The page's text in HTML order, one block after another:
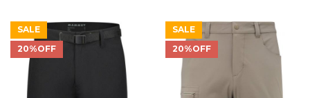
SALE
20%OFF
SALE
20%OFF